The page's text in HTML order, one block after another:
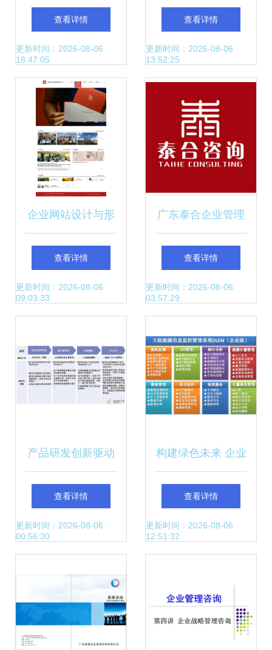
彩！——企业形象
策划的力量
查看详情
更新时间：2026-08-06
18:47:05
设计 思美管理咨询
助力品牌以VI与画
册包装赋能成长
查看详情
更新时间：2026-08-06
13:52:25
企业网站设计与形
象策划 打造数字时
代企业“门面”
查看详情
更新时间：2026-08-06
09:03:33
广东泰合企业管理
咨询 以企业形象策
划驱动品牌价值跃
查看详情
更新时间：2026-08-06
03:57:29
产品研发创新驱动
的企业转型 IBM战
略与IPD解决方案
查看详情
更新时间：2026-08-06
00:56:30
构建绿色未来 企业
能源管理系统如何
赋能企业形象策划
查看详情
更新时间：2026-08-06
12:51:32